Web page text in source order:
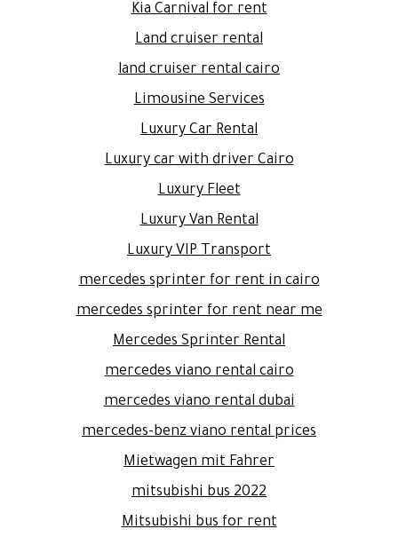
Kia Carnival for rent
Land cruiser rental
land cruiser rental cairo
Limousine Services
Luxury Car Rental
Luxury car with driver Cairo
Luxury Fleet
Luxury Van Rental
Luxury VIP Transport
mercedes sprinter for rent in cairo
mercedes sprinter for rent near me
Mercedes Sprinter Rental
mercedes viano rental cairo
mercedes viano rental dubai
mercedes-benz viano rental prices
Mietwagen mit Fahrer
mitsubishi bus 2022
Mitsubishi bus for rent